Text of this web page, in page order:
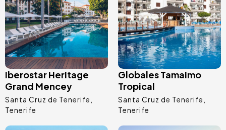
Iberostar Heritage
Grand Mencey
Santa Cruz de Tenerife
Tenerife
Globales Tamaimo
Tropical
Santa Cruz de Tenerife
Tenerife